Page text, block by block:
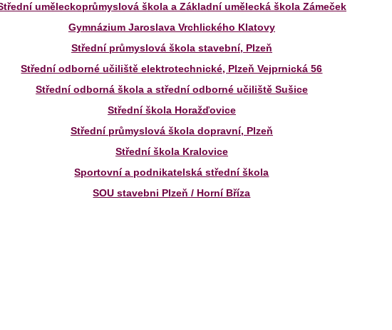
uměleckoprůmyslová škola a Základní umělecká škola Zámeček
Gymnázium Jaroslava Vrchlického Klatovy
Střední průmyslová škola stavební, Plzeň
Střední odborné učiliště elektrotechnické, Plzeň Vejprnická 56
Střední odborná škola a střední odborné učiliště Sušice
Střední škola Horažďovice
Střední průmyslová škola dopravní, Plzeň
Střední škola Kralovice
Sportovní a podnikatelská střední škola
SOU stavebni Plzeň / Horní Bříza